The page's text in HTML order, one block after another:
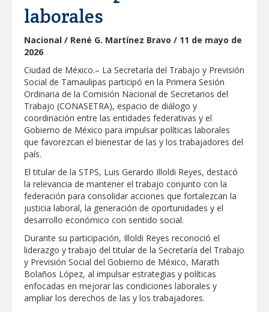
CONAEDU sobre redes sociales y
escuelas militarizadas
AVANZAN TRABAJOS DE
MANTIENE EL RITMO DE LAS OBRAS
PRIORITARIAS
Atendió Protección Civil de Reynosa
reportes ante lluvias
IMPULSA GESTIÓN AMBIENTAL
JORNADA DE MEJORA URBANA EN
HACIENDA SAN AGUSTÍN
Asegura alcalde de Reynosa buen
GOBIERNO MUNICIPAL Y ESTATAL
CELEBRARÁN FERIA DEL EMPLEO EL
PRÓXIMO 18 DE AGOSTO
Logra STPS la generación de empleo
con más de 6 mil 900 colocaciones en
Tamaulipas
Anunciaron Gobierno Municipal,
PROFECO y CANACO: Feria de Regreso a
Clases 2026
Lleva gobierno de Reynosa programa
"Acción y Conciencia" a colonia
laborales
Nacional / René G. Martínez Bravo / 11 de mayo de
2026
Ciudad de México.– La Secretaría del Trabajo y Previsión
Social de Tamaulipas participó en la Primera Sesión
Ordinaria de la Comisión Nacional de Secretarios del
Trabajo (CONASETRA), espacio de diálogo y
coordinación entre las entidades federativas y el
Gobierno de México para impulsar políticas laborales
que favorezcan el bienestar de las y los trabajadores del
país.
El titular de la STPS, Luis Gerardo Illoldi Reyes, destacó
la relevancia de mantener el trabajo conjunto con la
federación para consolidar acciones que fortalezcan la
justicia laboral, la generación de oportunidades y el
desarrollo económico con sentido social.
Durante su participación, Illoldi Reyes reconoció el
liderazgo y trabajo del titular de la Secretaría del Trabajo
y Previsión Social del Gobierno de México, Marath
Bolaños López, al impulsar estrategias y políticas
enfocadas en mejorar las condiciones laborales y
ampliar los derechos de las y los trabajadores.